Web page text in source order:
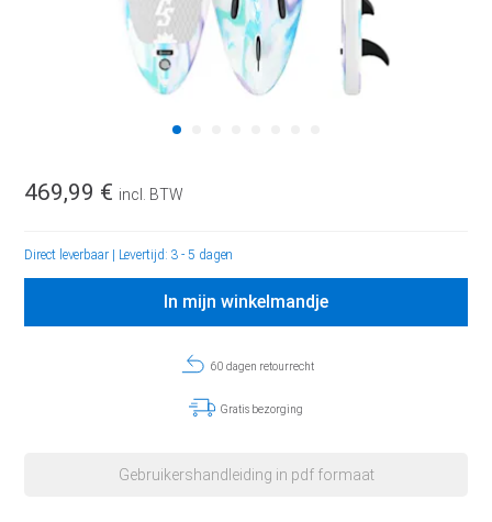
469,99 € incl. BTW
Direct leverbaar Levertijd: 3 - 5 dagen
In mijn winkelmandje
60 dagen retourrecht
Gratis bezorging
Gebruikershandleiding in pdf formaat